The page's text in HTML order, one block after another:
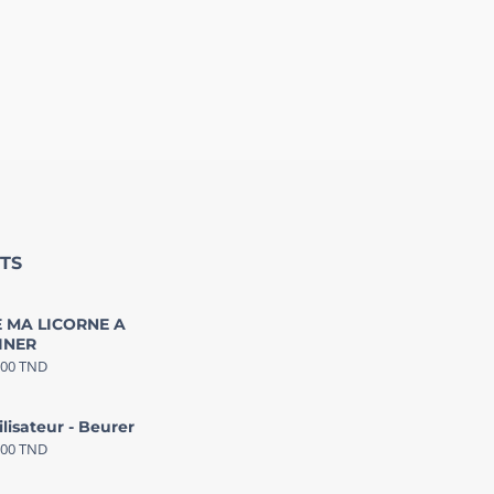
MA LICORNE A
TND
- Beurer
TND